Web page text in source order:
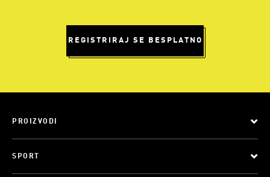
REGISTRIRAJ SE BESPLATNO
PROIZVODI
SPORT